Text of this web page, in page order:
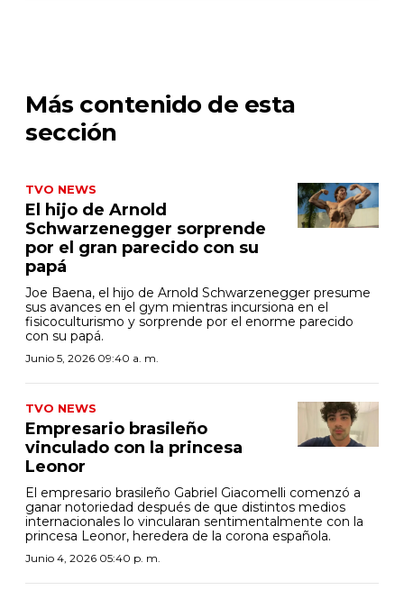
Más contenido de esta
sección
TVO NEWS
El hijo de Arnold
Schwarzenegger sorprende
por el gran parecido con su
papá
Joe Baena, el hijo de Arnold Schwarzenegger presume
sus avances en el gym mientras incursiona en el
fisicoculturismo y sorprende por el enorme parecido
con su papá.
Junio 5, 2026 09:40 a. m.
TVO NEWS
Empresario brasileño
vinculado con la princesa
Leonor
El empresario brasileño Gabriel Giacomelli comenzó a
ganar notoriedad después de que distintos medios
internacionales lo vincularan sentimentalmente con la
princesa Leonor, heredera de la corona española.
Junio 4, 2026 05:40 p. m.